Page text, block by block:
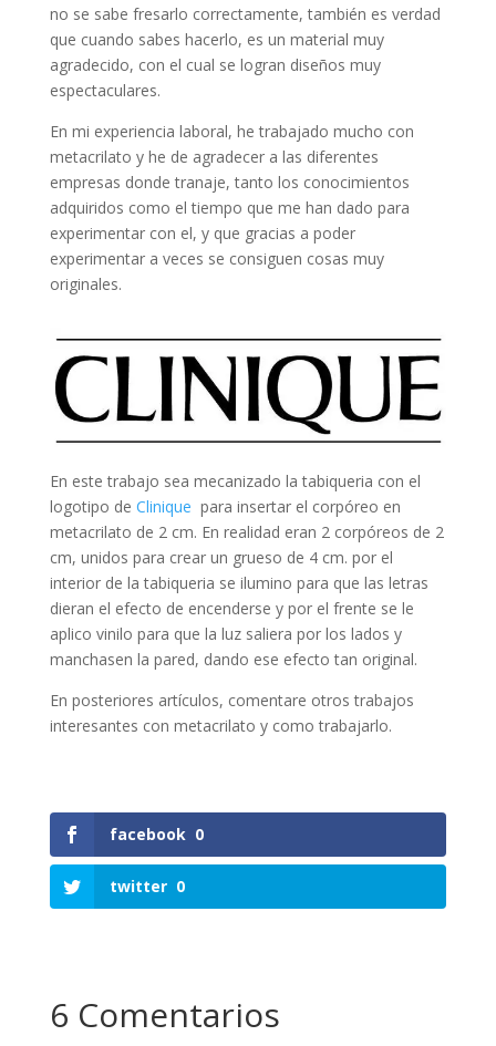
no se sabe fresarlo correctamente, también es verdad
que cuando sabes hacerlo, es un material muy
agradecido, con el cual se logran diseños muy
espectaculares.
En mi experiencia laboral, he trabajado mucho con
metacrilato y he de agradecer a las diferentes
empresas donde tranaje, tanto los conocimientos
adquiridos como el tiempo que me han dado para
experimentar con el, y que gracias a poder
experimentar a veces se consiguen cosas muy
originales.
En este trabajo sea mecanizado la tabiqueria con el
logotipo de Clinique para insertar el corpóreo en
metacrilato de 2 cm. En realidad eran 2 corpóreos de 2
cm, unidos para crear un grueso de 4 cm. por el
interior de la tabiqueria se ilumino para que las letras
dieran el efecto de encenderse y por el frente se le
aplico vinilo para que la luz saliera por los lados y
manchasen la pared, dando ese efecto tan original.
En posteriores artículos, comentare otros trabajos
interesantes con metacrilato y como trabajarlo.
facebook 0
twitter 0
6 Comentarios